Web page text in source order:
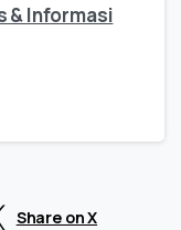
& Informasi
Share on X